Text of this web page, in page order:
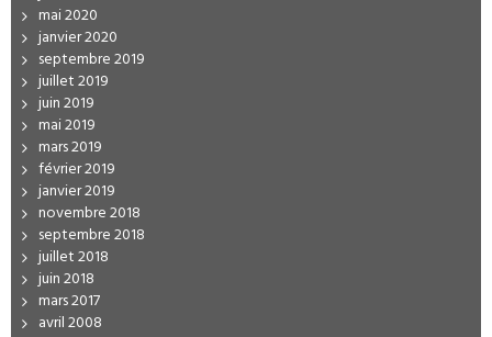
mai 2020
janvier 2020
septembre 2019
juillet 2019
juin 2019
mai 2019
mars 2019
février 2019
janvier 2019
novembre 2018
septembre 2018
juillet 2018
juin 2018
mars 2017
avril 2008